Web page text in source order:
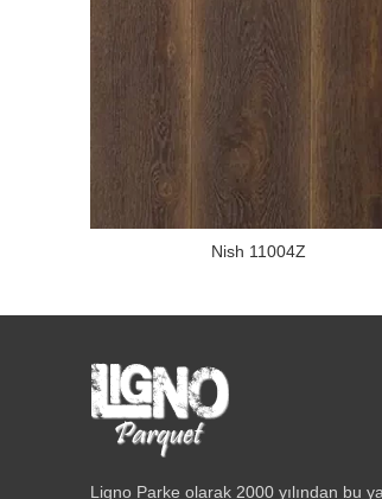
Nish 11004Z
Ligno Parke olarak 2000 yılından bu